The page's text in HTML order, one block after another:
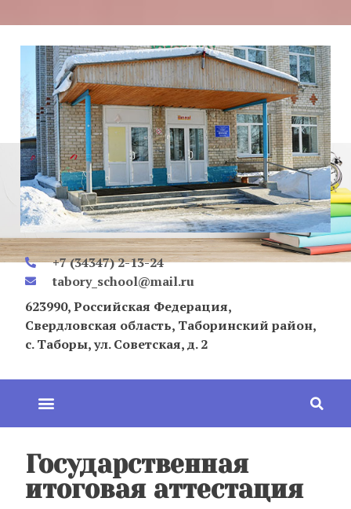
+7 (34347) 2-13-24
tabory_school@mail.ru
623990, Российская Федерация,
Свердловская область, Таборинский район,
с. Таборы, ул. Советская, д. 2
Государственная
итоговая аттестация